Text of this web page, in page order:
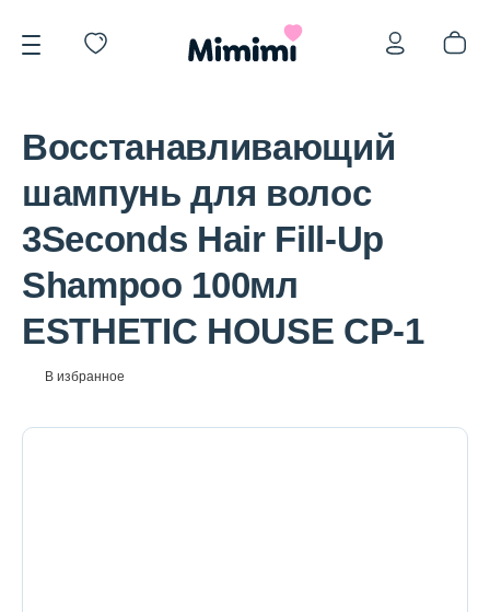
*OVERSTOCK -30%
Уход за лицом
Восстанавливающий
шампунь для волос
3Seconds Hair Fill-Up
Shampoo 100мл
ESTHETIC HOUSE CP-1
В избранное